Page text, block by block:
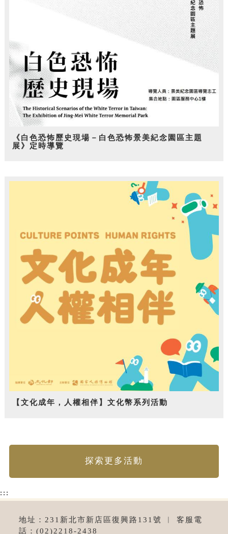
《白色恐怖歷史現場－白色恐怖景美紀念園區主題
展》定時導覽
【文化成年，人權相伴】文化幣系列活動
探索更多活動
:::
地址：231新北市新店區復興路131號 ︱ 客服電
話：(02)2218-2438